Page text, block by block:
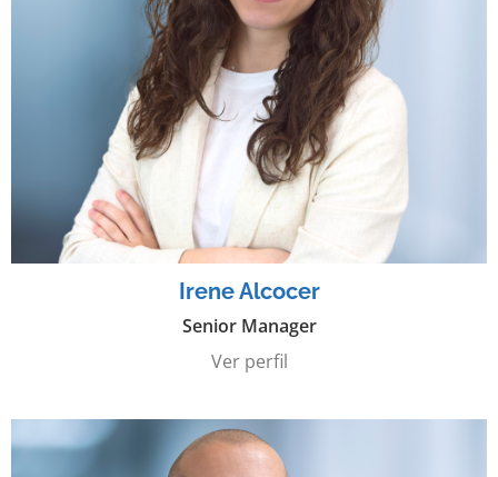
Irene Alcocer
Senior Manager
Ver perfil